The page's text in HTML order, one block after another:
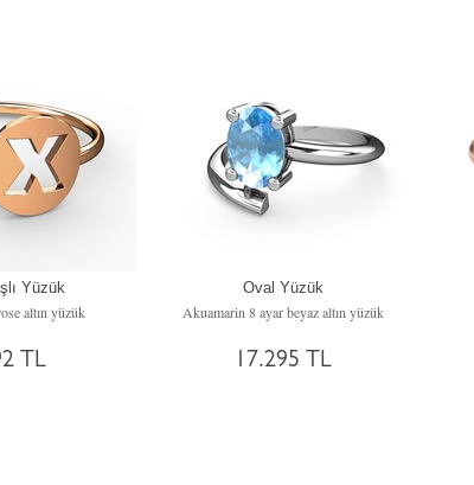
Yüzük
altın yüzük
TL
Oval Yüzük
Akuamarin 8 ayar beyaz altın yüzük
17.295 TL